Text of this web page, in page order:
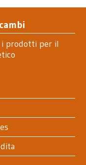
prodotti per il